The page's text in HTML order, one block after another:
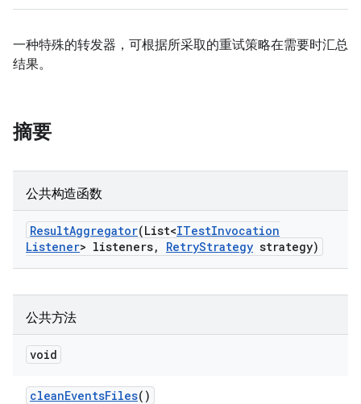
一种特殊的转发器，可根据所采取的重试策略在需要时汇总
结果。
摘要
公共构造函数
ResultAggregator(List<ITestInvocation
Listener> listeners, RetryStrategy strategy)
公共方法
void
cleanEventsFiles()